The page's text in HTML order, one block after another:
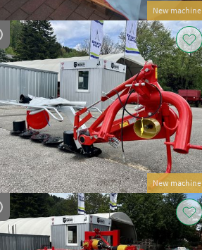
New machine
New machine